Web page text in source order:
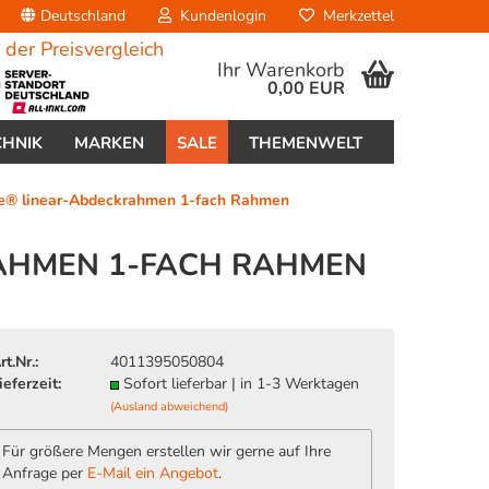
Deutschland Kundenlogin
vergessen?
Merkzettel
Ihr Warenkorb
0,00 EUR
MARKEN SALE THEMENWELT
linear-Abdeckrahmen 1-fach Rahmen
1-FACH RAHMEN
4011395050804
Sofort lieferbar | in 1-3 Werktagen
(Ausland abweichend)
Für größere Mengen erstellen wir gerne auf Ihre
Anfrage per E-Mail ein Angebot.